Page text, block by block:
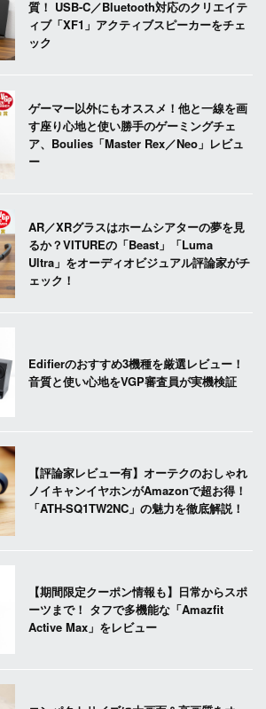
質！ USB-C／Bluetooth対応のクリエイテ
ィブ「XF1」アクティブスピーカーをチェ
ック
ゲーマー以外にもオススメ！他と一線を画
す座り心地と使い勝手のゲーミングチェ
ア、Boulies「Master Rex／Neo」レビュ
ー
AR／XRグラスはホームシアターの夢を見
るか？VITUREの「Beast」「Luma
Ultra」をオーディオビジュアル評論家がチ
ェック！
Edifierのおすすめ3機種を厳選レビュー！
音質と使い心地をVGP審査員が実機検証
【評論家レビュー有】オーテクのおしゃれ
ノイキャンイヤホンがAmazonで超お得！
「ATH-SQ1TW2NC」の魅力を徹底解説！
【期間限定クーポン情報も】日常からスポ
ーツまで！ タフで多機能な「Amazfit
Active Max」をレビュー